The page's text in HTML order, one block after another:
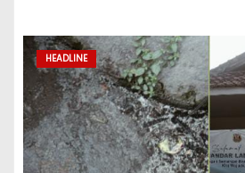
HEADLINE